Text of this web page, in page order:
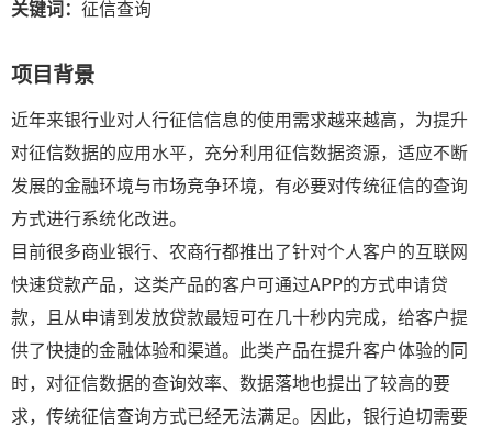
关键词： 征信查询
项目背景
近年来银行业对人行征信信息的使用需求越来越高，为提升
对征信数据的应用水平，充分利用征信数据资源，适应不断
发展的金融环境与市场竞争环境，有必要对传统征信的查询
方式进行系统化改进。
目前很多商业银行、农商行都推出了针对个人客户的互联网
快速贷款产品，这类产品的客户可通过APP的方式申请贷
款，且从申请到发放贷款最短可在几十秒内完成，给客户提
供了快捷的金融体验和渠道。此类产品在提升客户体验的同
时，对征信数据的查询效率、数据落地也提出了较高的要
求，传统征信查询方式已经无法满足。因此，银行迫切需要